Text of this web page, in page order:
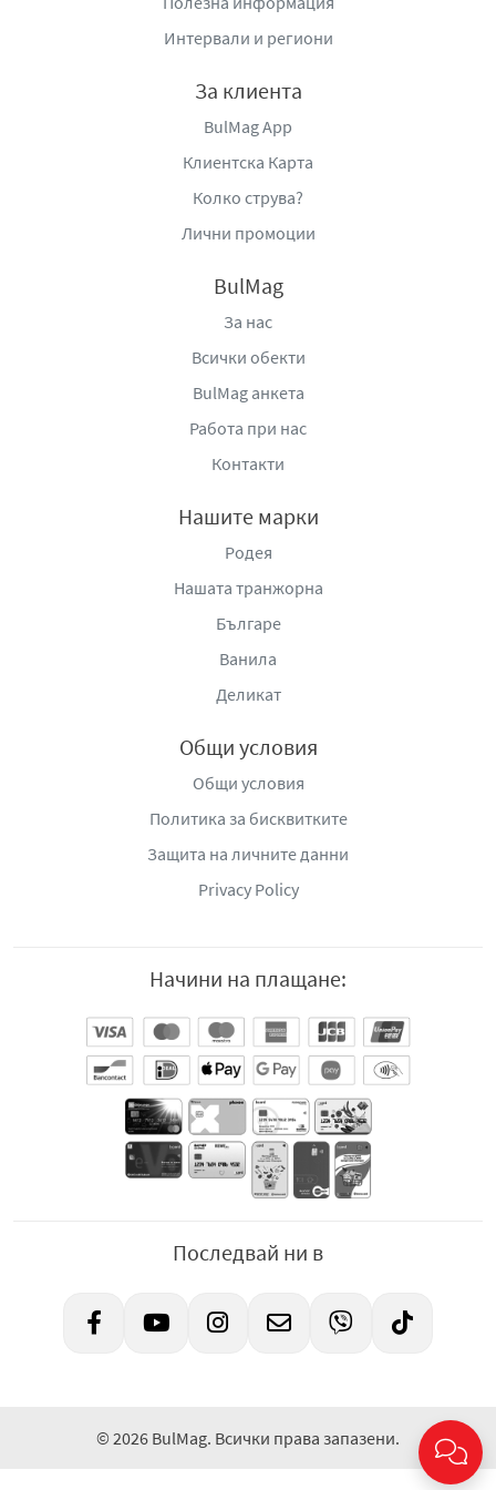
предлага автентично вкусово изживяване, което
превръща всяко похапване в истинско удоволствие.
луканка заема достойно място на всяка трапеза и
истинските занаятчийски продукти.
ул. „Места“ 15, тел.: 0745/66191, e-mail:
www.mesko.bg.
Интервали и региони
За клиента
BulMag App
Клиентска Карта
Колко струва?
Лични промоции
BulMag
За нас
Всички обекти
BulMag анкета
Работа при нас
Контакти
Нашите марки
Родея
Нашата транжорна
Българе
Ванила
Деликат
Общи условия
Общи условия
Политика за бисквитките
Защита на личните данни
Privacy Policy
Начини на плащане:
Последвай ни в
© 2026 BulMag. Всички права запазени.